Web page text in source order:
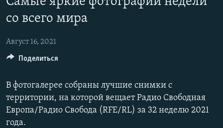
содержанию
навигации
поиску
НОВОСТИ
ПОЛИТИКА
ОБЩЕСТВО
ЭКОНОМИКА
РЕГИОН
НАГОРНЫЙ КАРАБАХ
КУЛЬТУРА
со всего мира
Август 16, 2021
В фотогалерее собраны лучшие снимки с
территории, на которой вещает Радио Свободная
Европа/Радио Свобода (RFE/RL) за 32 неделю 2021
года.
Поделиться